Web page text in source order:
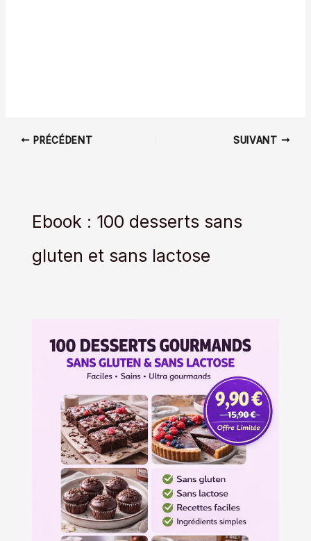
PRÉCÉDENT SUIVANT
Ebook : 100 desserts sans
gluten et sans lactose